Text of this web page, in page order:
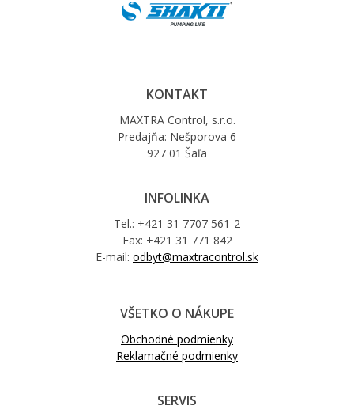
KONTAKT
MAXTRA Control, s.r.o.
Predajňa: Nešporova 6
927 01 Šaľa
INFOLINKA
Tel.: +421 31 7707 561-2
Fax: +421 31 771 842
E-mail: odbyt@maxtracontrol.sk
VŠETKO O NÁKUPE
Obchodné podmienky
Reklamačné podmienky
SERVIS